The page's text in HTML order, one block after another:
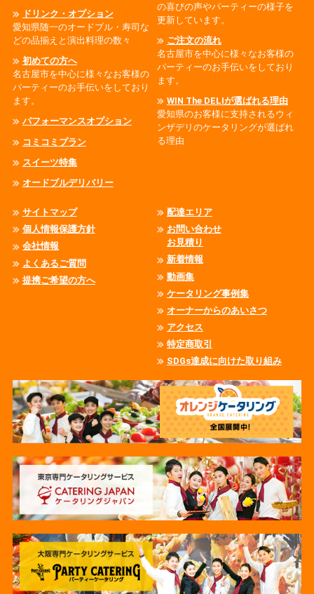
ドリンク・オプション
愛知県随一のオードブル・寿司な
どの品揃えと演出料理の数々
初めての方へ
名古屋市を中心に様々なお客様の
パーティーのお手伝いをしており
ます。
パフォーマンスオプション
コミコミプラン
スイーツ特集
オードブルデリバリー
の喜びの声やパーティーの様子を
更新しています。
ご注文の流れ
名古屋市を中心に様々なお客様の
パーティーのお手伝いをしており
ます。
WIN The DELIが選ばれる理由
愛知県のお客様に支持されるウィ
ンザデリのケータリングが選ばれ
る理由
サイトマップ
個人情報保護方針
会社情報
よくあるご質問
提携ご希望の方へ
配達エリア
お問い合わせ
お見積り
新着情報
動画集
ケータリング事例集
オーナーからのあいさつ
アクセス
特定商取引
SDGs達成に向けた取り組み